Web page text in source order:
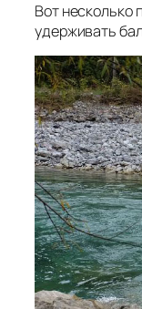
Вот несколько
удерживать